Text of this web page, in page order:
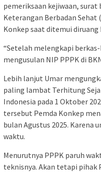
pemeriksaan kejiwaan, surat
Keterangan Berbadan Sehat
Konkep saat ditemui diruang
“Setelah melengkapi
mengusulan NIP PPPK di
Lebih lanjut Umar
paling lambat Terhitung
Indonesia pada 1 Oktober
tersebut Pemda Konkep
bulan Agustus 2025. Karena
waktu.
Menurutnya PPPK paruh
teknisnya. Akan tetapi pihak